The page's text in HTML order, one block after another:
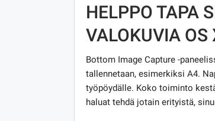
HELPPO TAPA
VALOKUVIA OS
Bottom Image Capture -
tallennetaan, esimerkiksi A4.
työpöydälle. Koko toiminto
haluat tehdä jotain erityistä,